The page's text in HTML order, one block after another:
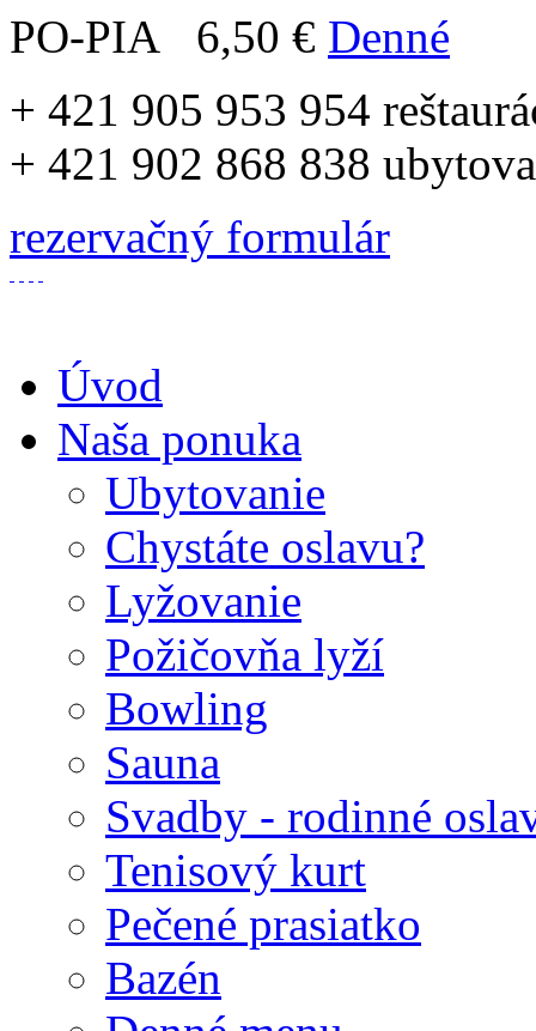
PO-PIA 6,50 € Denné
+ 421 905 953 954
+ 421 902 868 838
rezervačný formulár
Úvod
Naša ponuka
Ubytovanie
Chystáte oslavu?
Lyžovanie
Požičovňa lyží
Bowling
Sauna
Svadby - rodinné
Tenisový kurt
Pečené prasiatko
Bazén